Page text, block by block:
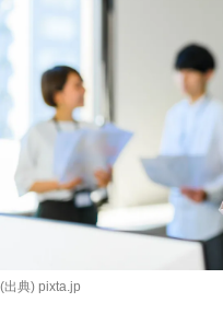
(出典) pixta.jp